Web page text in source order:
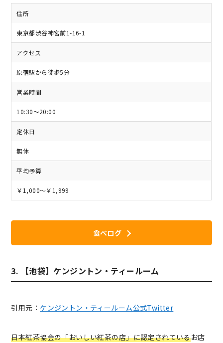
住所
東京都渋谷神宮前1-16-1
アクセス
原宿駅から徒歩5分
営業時間
10:30～20:00
定休日
無休
平均予算
￥1,000～￥1,999
食べログ
3. 【池袋】ケンジントン・ティールーム
引用元： ケンジントン・ティールーム公式Twitter
日本紅茶協会の「おいしい紅茶の店」に認定されているお店